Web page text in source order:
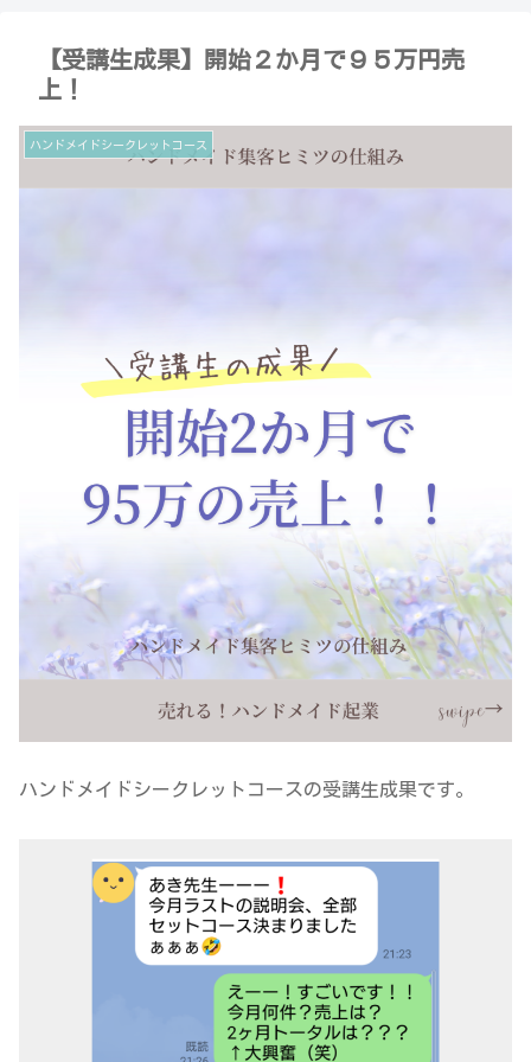
【受講生成果】開始２か月で９５万円売
上！
ハンドメイドシークレットコース
ハンドメイドシークレットコースの受講生成果です。